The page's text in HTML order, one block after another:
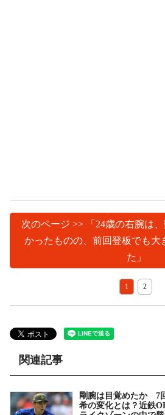
次のページ >> 「24歳の右腕は
かったものの、前回登板でも大
た」
1 2
関連記事
剛腕は目覚めたか 7
希の変化とは？近鉄